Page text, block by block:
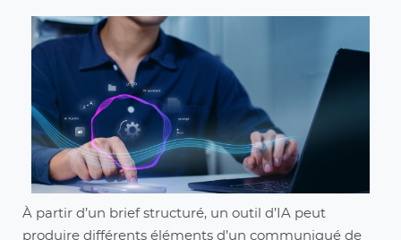
À partir d’un brief structuré, un outil d’IA peut
produire différents éléments d’un communiqué de